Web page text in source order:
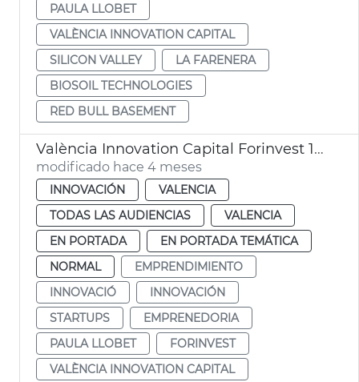
PAULA LLOBET
VALÈNCIA INNOVATION CAPITAL
SILICON VALLEY
LA FARENERA
BIOSOIL TECHNOLOGIES
RED BULL BASEMENT
València Innovation Capital Forinvest 15 startups
modificado hace 4 meses
INNOVACIÓN
VALENCIA
TODAS LAS AUDIENCIAS
VALENCIA
EN PORTADA
EN PORTADA TEMÁTICA
NORMAL
EMPRENDIMIENTO
INNOVACIÓ
INNOVACIÓN
STARTUPS
EMPRENEDORIA
PAULA LLOBET
FORINVEST
VALÈNCIA INNOVATION CAPITAL